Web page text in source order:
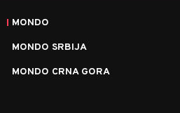
MONDO
MONDO SRBIJA
MONDO CRNA GORA